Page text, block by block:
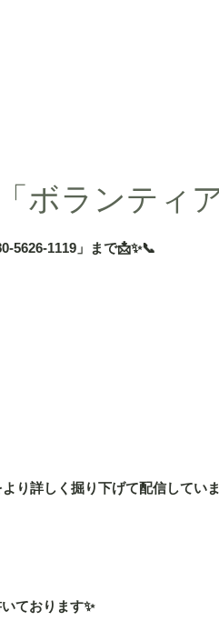
ボランティア
5626-1119」まで📩✨📞
り詳しく掘り下げて配信してい
ております✨